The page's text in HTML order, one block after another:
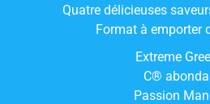
Quatre délicieuses
Format à emporter
Extreme
C®
Passion